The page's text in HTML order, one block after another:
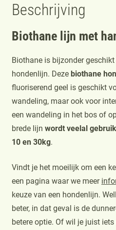
Beschrijving
Biothane lijn met
Biothane is bijzonder
hondenlijn. Deze biothane
fluoriserend geel is geschikt
wandeling, maar ook voor
een wandeling in het bos of
brede lijn wordt veelal
10 en 30kg.
Vindt je het moeilijk om een
een pagina waar we meer
keuze van een hondenlijn.
beter, in dat geval is de
betere optie. Of wil je juist